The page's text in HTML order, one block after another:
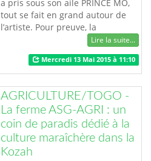
a pris sous son aile PRINCE MO,
tout se fait en grand autour de
l’artiste. Pour preuve, la
célébration de l’anniversaire de
PRINC’MO s’est faite ce samedi 09
Mai 2015 chez un grand, le MINT
HOTEL. Avec MINT HOTEL TOGO,
sentez-vous grand et roi.
Restaurant au cadre apaisant,
aux mets suaves et délicats, le
bleu de la …
Lire la suite...
Mercredi 13 Mai 2015 à 11:10
AGRICULTURE/TOGO -
La ferme ASG-AGRI : un
coin de paradis dédié à la
culture maraîchère dans la
Kozah